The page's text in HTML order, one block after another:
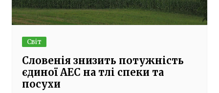
Світ
Словенія знизить потужність
єдиної АЕС на тлі спеки та
посухи